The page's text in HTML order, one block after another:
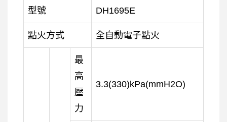
型號 DH1695E
點火方式 全自動電子點火
最
高
壓
力
3.3(330)kPa(mmH2O)